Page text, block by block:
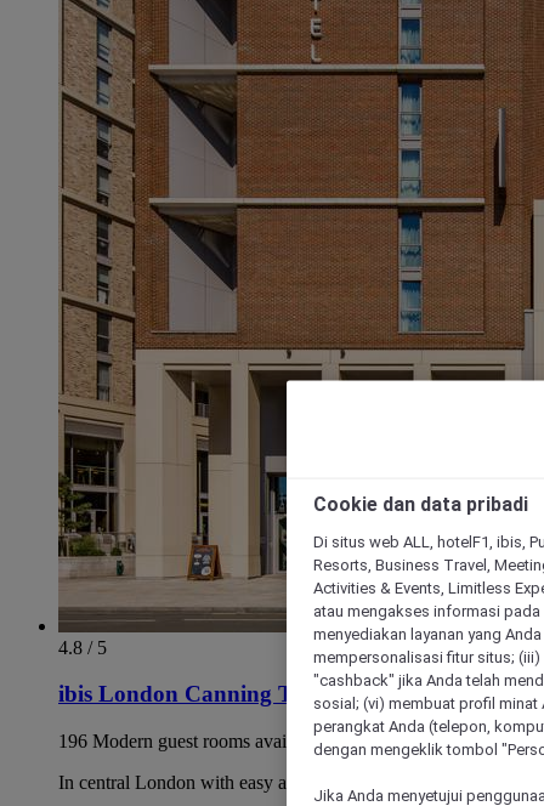
4.8 / 5
ibis London Canning Town
196 Modern guest rooms available
In central London with easy access to tourist attractions
Cookie dan data pribadi
Di situs web ALL, hotelF1, ibis,
Resorts, Business Travel,
Activities & Events, Limitless
atau mengakses informasi
menyediakan layanan yang
mempersonalisasi fitur situs;
"cashback" jika Anda telah
sosial; (vi) membuat profil
perangkat Anda (telepon,
dengan mengeklik tombol
Jika Anda menyetujui